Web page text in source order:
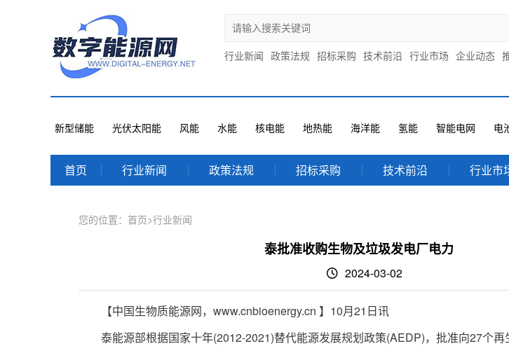
行业新闻 政策法规 招标采购 技术前沿 行业市场 企业动态
新型储能 光伏太阳能 风能 水能 核电能 地热能 海洋能 氢能 智能电网 电
首页 行业新闻 政策法规 招标采购 技术前沿 行业市
您的位置： 首页>行业新闻
泰批准收购生物及垃圾发电厂电力
2024-03-02
【中国生物质能源网，www.cnbioenergy.cn 】10月21日讯
泰能源部根据国家十年(2012-2021)替代能源发展规划政策(AEDP)，批准向27个再